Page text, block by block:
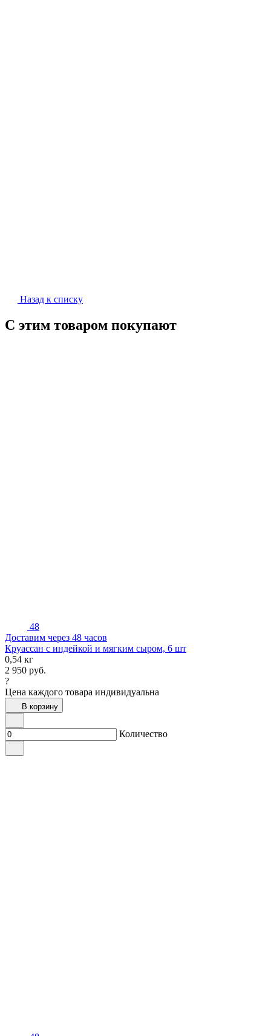
Назад к списку
С этим товаром покупают
48
Доставим через 48 часов
Круассан с индейкой и мягким сыром, 6 шт
0,54 кг
2 950 руб.
?
Цена каждого товара индивидуальна
В корзину
Количество